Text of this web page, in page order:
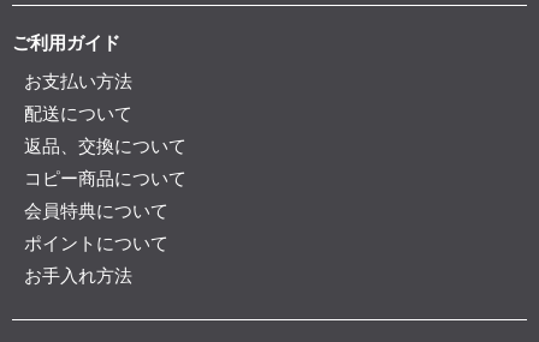
ご利用ガイド
お支払い方法
配送について
返品、交換について
コピー商品について
会員特典について
ポイントについて
お手入れ方法